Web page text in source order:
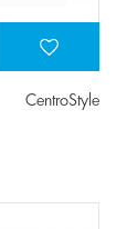
CentroStyle